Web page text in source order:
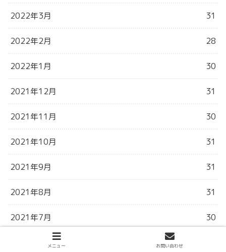
2022年3月 31
2022年2月 28
2022年1月 30
2021年12月 31
2021年11月 30
2021年10月 31
2021年9月 31
2021年8月 31
2021年7月 30
2021年6月メニュー お問い合わせ